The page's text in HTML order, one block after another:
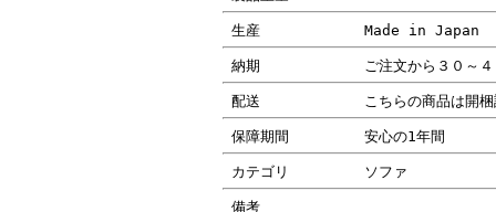
生産 Made in Japan
納期 ご注文から３０～
配送 こちらの商品は開
保障期間 安心の1年間
カテゴリ ソファ
備考